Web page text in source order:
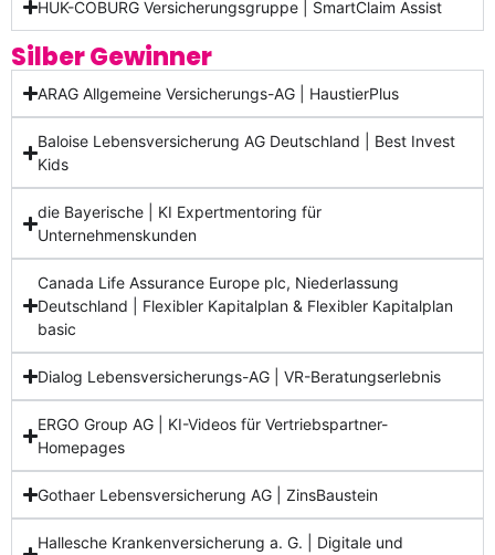
HUK-COBURG Versicherungsgruppe | SmartClaim Assist
Silber Gewinner
ARAG Allgemeine Versicherungs-AG | HaustierPlus
Baloise Lebensversicherung AG Deutschland | Best Invest
Kids
die Bayerische | KI Expertmentoring für
Unternehmenskunden
Canada Life Assurance Europe plc, Niederlassung
Deutschland | Flexibler Kapitalplan & Flexibler Kapitalplan
basic
Dialog Lebensversicherungs-AG | VR-Beratungserlebnis
ERGO Group AG | KI-Videos für Vertriebspartner-
Homepages
Gothaer Lebensversicherung AG | ZinsBaustein
Hallesche Krankenversicherung a. G. | Digitale und